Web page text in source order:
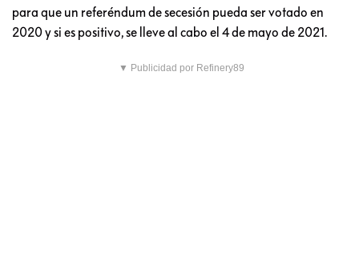
para que un referéndum de secesión pueda ser votado en
2020 y si es positivo, se lleve al cabo el 4 de mayo de 2021.
▼ Publicidad por Refinery89